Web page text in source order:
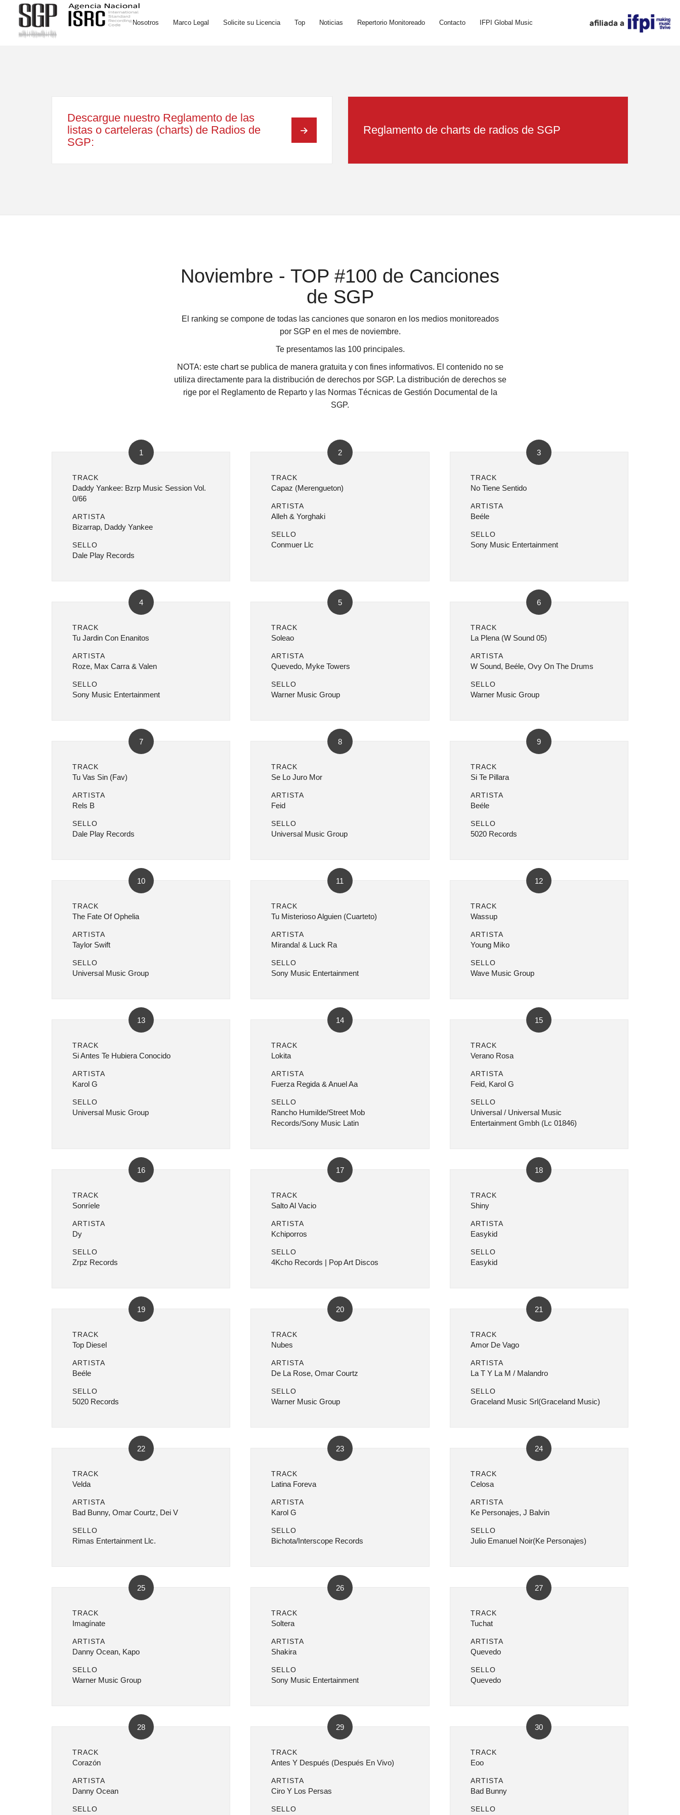
Nosotros Marco Legal Solicite su Licencia Top Noticias Repertorio Monitoreado Contacto IFPI Global Music
Descargue nuestro Reglamento de las
listas o carteleras (charts) de Radios de
SGP:
Reglamento de charts de radios de SGP
Noviembre - TOP #100 de Canciones
de SGP
El ranking se compone de todas las canciones que sonaron en los medios monitoreados
por SGP en el mes de noviembre.
Te presentamos las 100 principales.
NOTA: este chart se publica de manera gratuita y con fines informativos. El contenido no se
utiliza directamente para la distribución de derechos por SGP. La distribución de derechos se
rige por el Reglamento de Reparto y las Normas Técnicas de Gestión Documental de la
SGP.
1
TRACK
Daddy Yankee: Bzrp Music Session Vol.
0/66
ARTISTA
Bizarrap, Daddy Yankee
SELLO
Dale Play Records
2
TRACK
Capaz (Merengueton)
ARTISTA
Alleh & Yorghaki
SELLO
Conmuer Llc
3
TRACK
No Tiene Sentido
ARTISTA
Beéle
SELLO
Sony Music Entertainment
4
TRACK
Tu Jardin Con Enanitos
ARTISTA
Roze, Max Carra & Valen
SELLO
Sony Music Entertainment
5
TRACK
Soleao
ARTISTA
Quevedo, Myke Towers
SELLO
Warner Music Group
6
TRACK
La Plena (W Sound 05)
ARTISTA
W Sound, Beéle, Ovy On The Drums
SELLO
Warner Music Group
7
TRACK
Tu Vas Sin (Fav)
ARTISTA
Rels B
SELLO
Dale Play Records
8
TRACK
Se Lo Juro Mor
ARTISTA
Feid
SELLO
Universal Music Group
9
TRACK
Si Te Pillara
ARTISTA
Beéle
SELLO
5020 Records
10
TRACK
The Fate Of Ophelia
ARTISTA
Taylor Swift
SELLO
Universal Music Group
11
TRACK
Tu Misterioso Alguien (Cuarteto)
ARTISTA
Miranda! & Luck Ra
SELLO
Sony Music Entertainment
12
TRACK
Wassup
ARTISTA
Young Miko
SELLO
Wave Music Group
13
TRACK
Si Antes Te Hubiera Conocido
ARTISTA
Karol G
SELLO
Universal Music Group
14
TRACK
Lokita
ARTISTA
Fuerza Regida & Anuel Aa
SELLO
Rancho Humilde/Street Mob
Records/Sony Music Latin
15
TRACK
Verano Rosa
ARTISTA
Feid, Karol G
SELLO
Universal / Universal Music
Entertainment Gmbh (Lc 01846)
16
TRACK
Sonríele
ARTISTA
Dy
SELLO
Zrpz Records
17
TRACK
Salto Al Vacio
ARTISTA
Kchiporros
SELLO
4Kcho Records | Pop Art Discos
18
TRACK
Shiny
ARTISTA
Easykid
SELLO
Easykid
19
TRACK
Top Diesel
ARTISTA
Beéle
SELLO
5020 Records
20
TRACK
Nubes
ARTISTA
De La Rose, Omar Courtz
SELLO
Warner Music Group
21
TRACK
Amor De Vago
ARTISTA
La T Y La M / Malandro
SELLO
Graceland Music Srl(Graceland Music)
22
TRACK
Velda
ARTISTA
Bad Bunny, Omar Courtz, Dei V
SELLO
Rimas Entertainment Llc.
23
TRACK
Latina Foreva
ARTISTA
Karol G
SELLO
Bichota/Interscope Records
24
TRACK
Celosa
ARTISTA
Ke Personajes, J Balvin
SELLO
Julio Emanuel Noir(Ke Personajes)
25
TRACK
Imagínate
ARTISTA
Danny Ocean, Kapo
SELLO
Warner Music Group
26
TRACK
Soltera
ARTISTA
Shakira
SELLO
Sony Music Entertainment
27
TRACK
Tuchat
ARTISTA
Quevedo
SELLO
Quevedo
28
TRACK
Corazón
ARTISTA
Danny Ocean
SELLO
29
TRACK
Antes Y Después (Después En Vivo)
ARTISTA
Ciro Y Los Persas
SELLO
30
TRACK
Eoo
ARTISTA
Bad Bunny
SELLO